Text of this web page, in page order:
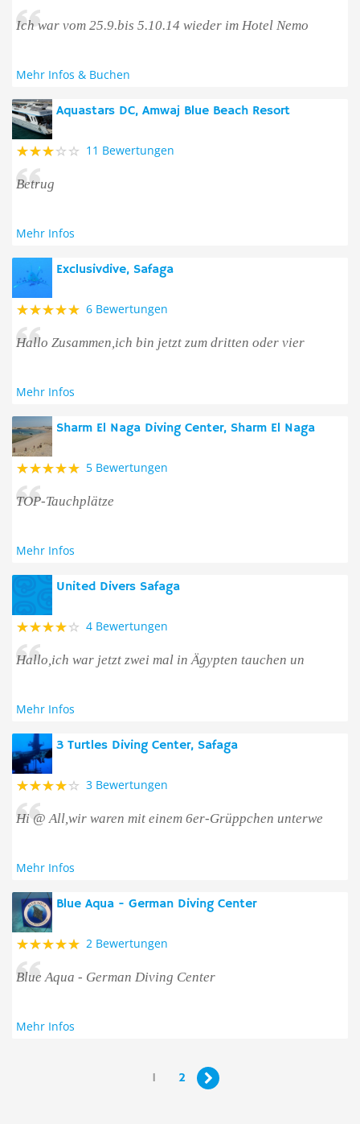
Ich war vom 25.9.bis 5.10.14 wieder im Hotel Nemo
Mehr Infos & Buchen
Aquastars DC, Amwaj Blue Beach Resort
11 Bewertungen
Betrug
Mehr Infos
Exclusivdive, Safaga
6 Bewertungen
Hallo Zusammen,ich bin jetzt zum dritten oder vier
Mehr Infos
Sharm El Naga Diving Center, Sharm El Naga
5 Bewertungen
TOP-Tauchplätze
Mehr Infos
United Divers Safaga
4 Bewertungen
Hallo,ich war jetzt zwei mal in Ägypten tauchen un
Mehr Infos
3 Turtles Diving Center, Safaga
3 Bewertungen
Hi @ All,wir waren mit einem 6er-Grüppchen unterwe
Mehr Infos
Blue Aqua - German Diving Center
2 Bewertungen
Blue Aqua - German Diving Center
Mehr Infos
1 2 